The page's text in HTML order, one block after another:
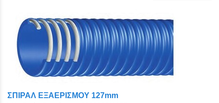
ΣΠΙΡΑΛ ΕΞΑΕΡΙΣΜΟΥ 127mm